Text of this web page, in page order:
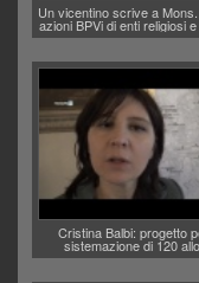
Un vicentino scrive a
azioni BPVi di enti religiosi
don Paolo Zanutel
Cristina Balbi: progetto
sistemazione di 120
comunali sfitti